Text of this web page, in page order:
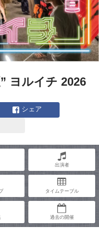
ヨルイチ 2026
シェア
出演者
タイムテーブル
過去の開催